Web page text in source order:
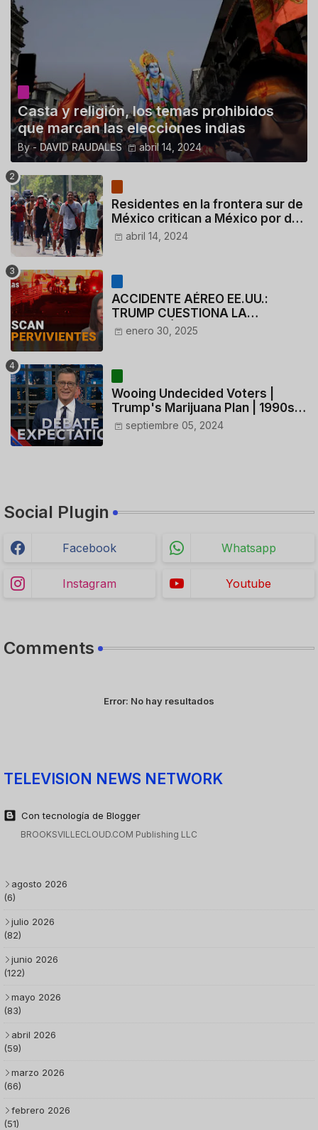
Casta y religión, los temas prohibidos
que marcan las elecciones indias
By - DAVID RAUDALES abril 14, 2024
Residentes en la frontera sur de
México critican a México por dar
110 dólares a migrantes
deportados
abril 14, 2024
ACCIDENTE AÉREO EE.UU.:
TRUMP CUESTIONA LA
ACTUACIÓN DE LOS
CONTROLADORES y PILOTO del
enero 30, 2025
Wooing Undecided Voters |
Trump's Marijuana Plan | 1990s
Porn Expert Mark Robinson
septiembre 05, 2024
Social Plugin
Facebook Whatsapp
Instagram Youtube
Comments
Error: No hay resultados
TELEVISION NEWS NETWORK
Con tecnología de Blogger
BROOKSVILLECLOUD.COM Publishing LLC
agosto 2026
(6)
julio 2026
(82)
junio 2026
(122)
mayo 2026
(83)
abril 2026
(59)
marzo 2026
(66)
febrero 2026
(51)